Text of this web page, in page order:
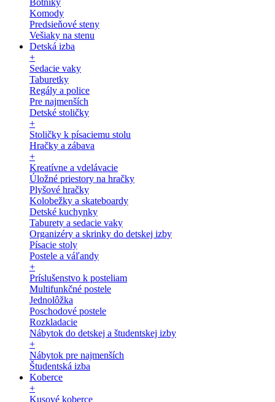
Botníky
Komody
Predsieňové steny
Vešiaky na stenu
Detská izba
+
Sedacie vaky
Taburetky
Regály a police
Pre najmenších
Detské stoličky
+
Stoličky k písaciemu stolu
Hračky a zábava
+
Kreatívne a vdelávacie
Úložné priestory na hračky
Plyšové hračky
Kolobežky a skateboardy
Detské kuchynky
Taburety a sedacie vaky
Organizéry a skrinky do detskej izby
Písacie stoly
Postele a váľandy
+
Príslušenstvo k posteliam
Multifunkčné postele
Jednolôžka
Poschodové postele
Rozkladacie
Nábytok do detskej a študentskej izby
+
Nábytok pre najmenších
Študentská izba
Koberce
+
Kusové koberce